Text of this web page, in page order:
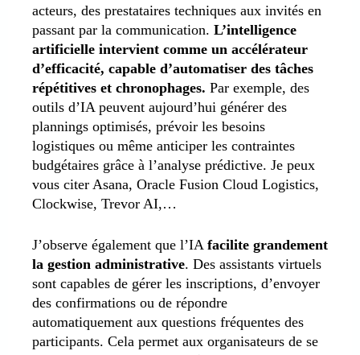
acteurs, des prestataires techniques aux invités en
passant par la communication. L’intelligence
artificielle intervient comme un accélérateur
d’efficacité, capable d’automatiser des tâches
répétitives et chronophages. Par exemple, des
outils d’IA peuvent aujourd’hui générer des
plannings optimisés, prévoir les besoins
logistiques ou même anticiper les contraintes
budgétaires grâce à l’analyse prédictive. Je peux
vous citer Asana, Oracle Fusion Cloud Logistics,
Clockwise, Trevor AI,…
J’observe également que l’IA facilite grandement
la gestion administrative. Des assistants virtuels
sont capables de gérer les inscriptions, d’envoyer
des confirmations ou de répondre
automatiquement aux questions fréquentes des
participants. Cela permet aux organisateurs de se